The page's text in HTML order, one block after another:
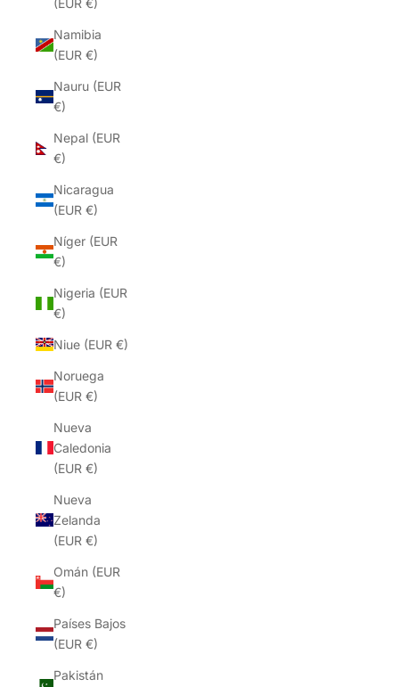
(EUR €)
Namibia
(EUR €)
Nauru (EUR
€)
Nepal (EUR
€)
Nicaragua
(EUR €)
Níger (EUR
€)
Nigeria (EUR
€)
Niue (EUR €)
Noruega
(EUR €)
Nueva
Caledonia
(EUR €)
Nueva
Zelanda
(EUR €)
Omán (EUR
€)
Países Bajos
(EUR €)
Pakistán